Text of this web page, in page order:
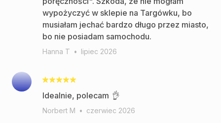
wypożyczyć w sklepie na Targówku, bo
musiałam jechać bardzo długo przez miasto,
bo nie posiadam samochodu.
Hanna T • lipiec 2026
Idealnie, polecam 👌
Norbert M • czerwiec 2026